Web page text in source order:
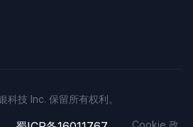
技 Inc. 保留所有权利。
Cookie 政